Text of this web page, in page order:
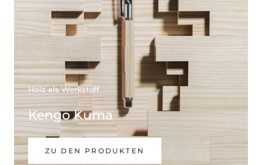
Holz als Werkstoff
Kengo Kuma
ZU DEN PRODUKTEN